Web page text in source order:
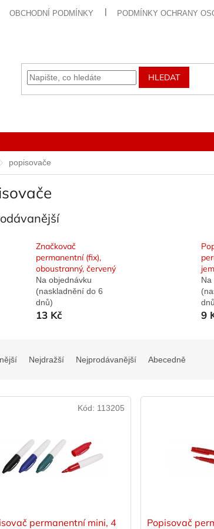
OBCHODNÍ PODMÍNKY PODMÍNKY OCHRANY
HLEDAT
popisovače
Značkovač
permanentní (fix),
oboustranný, červený
Na objednávku
(naskladnění do 6
dnů)
13 Kč
Na
9
Nejdražší Nejprodávanější Abecedně
permanentní mini, 4
Kód: 113205
Popisovač